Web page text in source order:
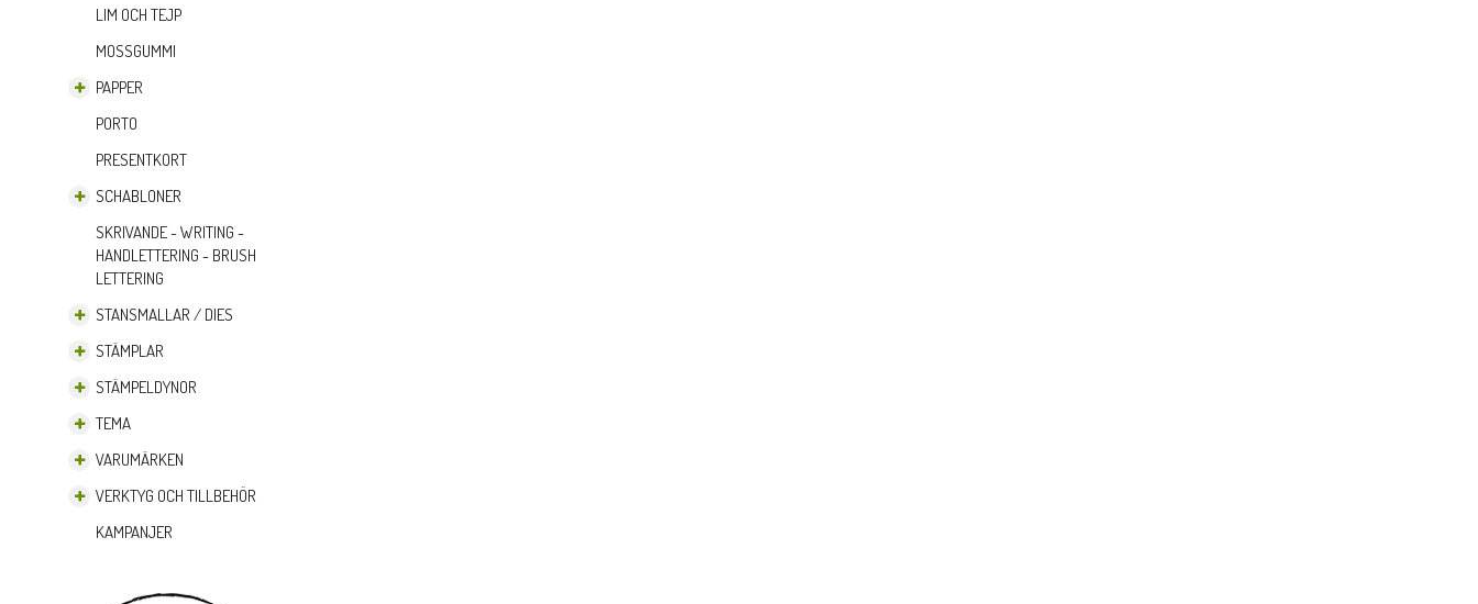
LIM OCH TEJP
MOSSGUMMI
PAPPER
PORTO
PRESENTKORT
SCHABLONER
SKRIVANDE - WRITING -
HANDLETTERING - BRUSH
LETTERING
STANSMALLAR / DIES
STÄMPLAR
STÄMPELDYNOR
TEMA
VARUMÄRKEN
VERKTYG OCH TILLBEHÖR
KAMPANJER